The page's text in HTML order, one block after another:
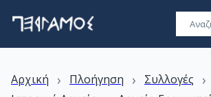
Αρχική › Πλοήγηση › Συλλογές ›